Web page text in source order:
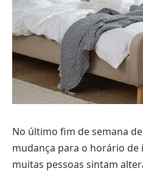
No último fim de semana
mudança para o horário
muitas pessoas sintam